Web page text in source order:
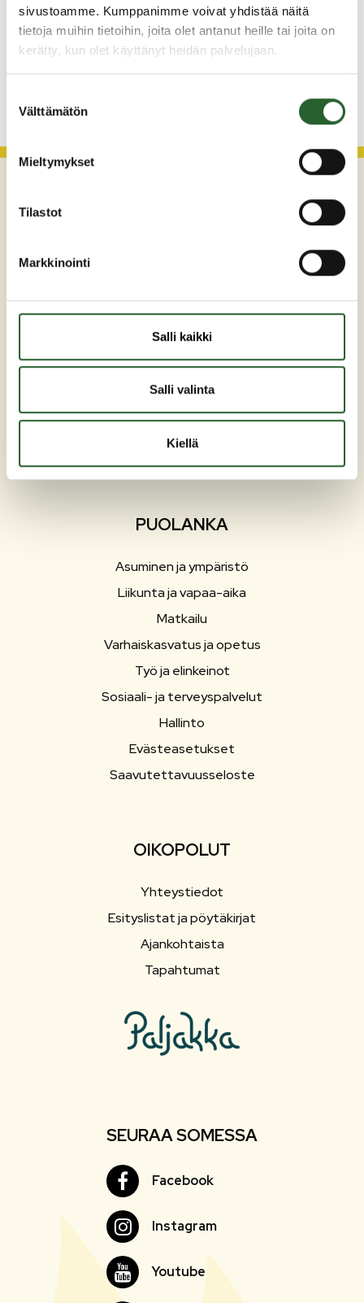
sivustoamme. Kumppanimme voivat yhdistää näitä
tietoja muihin tietoihin, joita olet antanut heille tai joita on
kerätty, kun olet käyttänyt heidän palvelujaan.
valinta
Välttämätön
Mieltymykset
Tilastot
Markkinointi
Salli kaikki
Salli valinta
Kiellä
29.7.2026
Asfaltointityöt taajamassa myöhästyvät
Maaherrankatu 7
89200 Puolanka
Puh: +358 (0)8 6155 441
kunta(at)puolanka.fi
etunimi.sukunimi@puolanka.fi
PUOLANKA
Asuminen ja ympäristö
Liikunta ja vapaa-aika
Matkailu
Varhaiskasvatus ja opetus
Työ ja elinkeinot
Sosiaali- ja terveyspalvelut
Hallinto
Evästeasetukset
Saavutettavuusseloste
OIKOPOLUT
Yhteystiedot
Esityslistat ja pöytäkirjat
Ajankohtaista
Tapahtumat
SEURAA SOMESSA
FacebookFacebook
InstagramInstagram
YoutubeYoutube